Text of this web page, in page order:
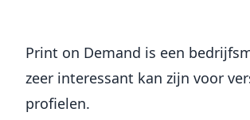
Print on Demand is een
zeer interessant kan zijn voor
profielen.